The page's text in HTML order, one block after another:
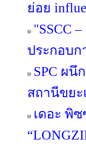
ย่อย
"SSCC
ประกอบก
SPC ผนึ
สถานีขยะ
เดอะ พิ